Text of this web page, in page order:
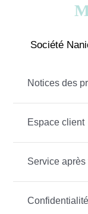
Société
Notices des
Espace client
Service après
Confidentialité